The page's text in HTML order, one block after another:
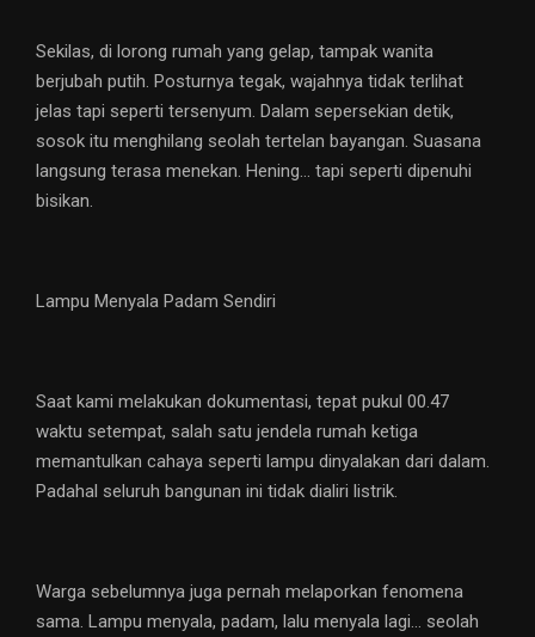
Sekilas, di lorong rumah yang gelap, tampak wanita
berjubah putih. Posturnya tegak, wajahnya tidak terlihat
jelas tapi seperti tersenyum. Dalam sepersekian detik,
sosok itu menghilang seolah tertelan bayangan. Suasana
langsung terasa menekan. Hening… tapi seperti dipenuhi
bisikan.
Lampu Menyala Padam Sendiri
Saat kami melakukan dokumentasi, tepat pukul 00.47
waktu setempat, salah satu jendela rumah ketiga
memantulkan cahaya seperti lampu dinyalakan dari dalam.
Padahal seluruh bangunan ini tidak dialiri listrik.
Warga sebelumnya juga pernah melaporkan fenomena
sama. Lampu menyala, padam, lalu menyala lagi… seolah